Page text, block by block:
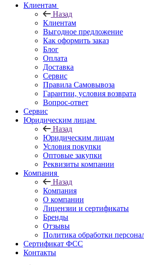
Клиентам
Назад
Клиентам
Выгодное предложение
Как оформить заказ
Блог
Оплата
Доставка
Сервис
Правила Самовывоза
Гарантии, условия возврата
Вопрос-ответ
Сервис
Юридическим лицам
Назад
Юридическим лицам
Условия покупки
Оптовые закупки
Реквизиты компании
Компания
Назад
Компания
О компании
Лицензии и сертификаты
Бренды
Отзывы
Политика обработки
Сертификат ФСС
Контакты